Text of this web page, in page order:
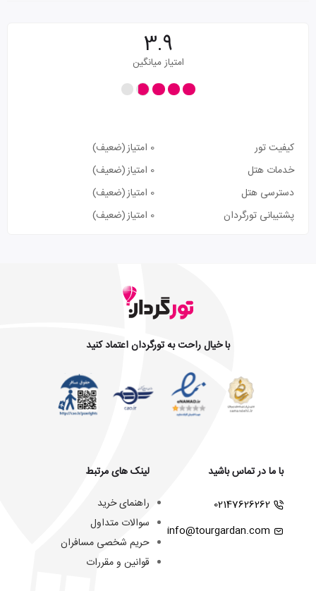
3.9
امتیاز میانگین
کیفیت تور 0 امتیاز
(ضعیف)
خدمات هتل
0 امتیاز
(ضعیف)
دسترسی هتل
0 امتیاز
(ضعیف)
پشتیبانی تورگردان
0 امتیاز (ضعیف)
با خیال راحت به تورگردان اعتماد کنید
با ما در تماس باشید
02147626262
info@tourgardan.com
لینک های مرتبط
راهنمای خرید
سوالات متداول
حریم شخصی مسافران
قوانین و مقررات